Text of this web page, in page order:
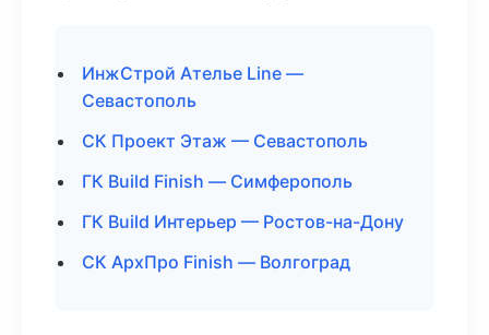
ИнжСтрой Ателье Line —
Севастополь
СК Проект Этаж — Севастополь
ГК Build Finish — Симферополь
ГК Build Интерьер — Ростов-на-Дону
СК АрхПро Finish — Волгоград